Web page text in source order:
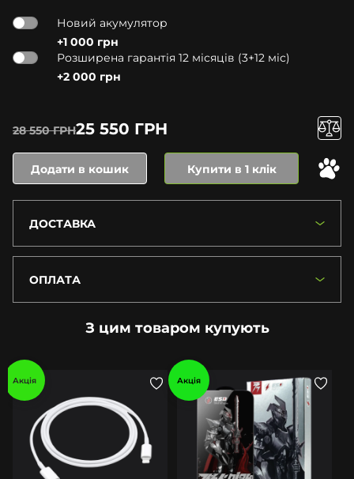
Новий акумулятор
+1 000 грн
Розширена гарантія 12 місяців (3+12 міс)
+2 000 грн
28 550 ГРН25 550 ГРН
Додати в кошик Купити в 1 клік
ДОСТАВКА
ОПЛАТА
З цим товаром купують
Акція Акція